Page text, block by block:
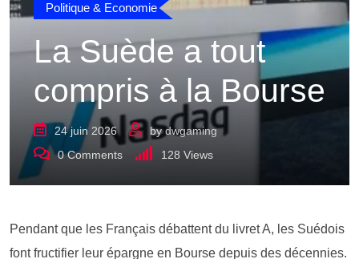
Politique & Economie
La Suède a tout
compris à la Bourse
24 juin 2026 bydwgaming
0Comments 128 Views
Pendant que les Français débattent du livret A, les Suédois
font fructifier leur épargne en Bourse depuis des décennies.